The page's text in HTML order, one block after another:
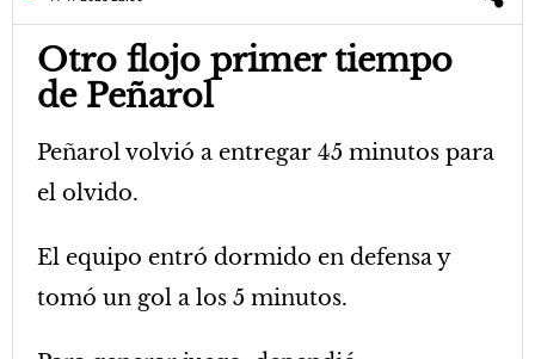
Otro flojo primer tiempo
de Peñarol
Peñarol volvió a entregar 45 minutos para
el olvido.
El equipo entró dormido en defensa y
tomó un gol a los 5 minutos.